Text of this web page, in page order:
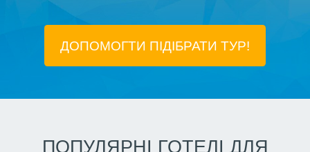
ДОПОМОГТИ ПІДIБРАТИ ТУР!
ПОПУЛЯРНІ ГОТЕЛІ ДЛЯ